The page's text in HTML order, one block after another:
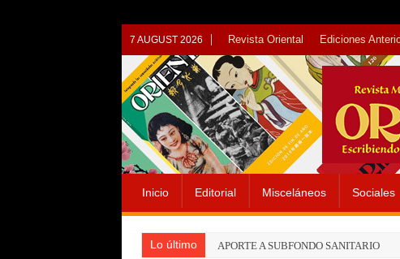
7 AUGUST 2026 Revista Oriental Ediciones
Inicio Editorial Misceláneos Sociales
Lo último APORTE A SUBFONDO SANITARIO